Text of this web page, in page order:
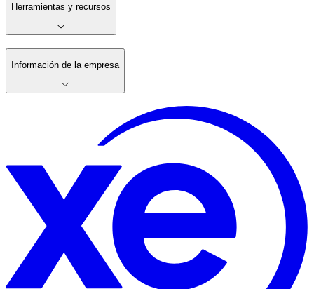
Herramientas y recursos
Información de la empresa